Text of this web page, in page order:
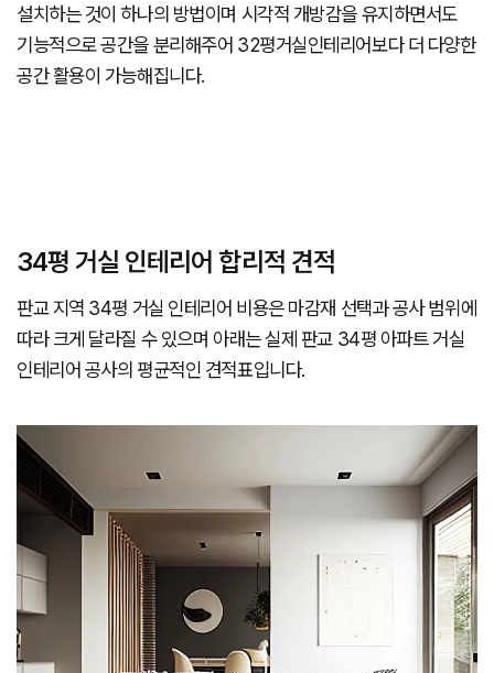
설치하는 것이 하나의 방법이며 시각적 개방감을 유지하면서도
기능적으로 공간을 분리해주어 32평거실인테리어보다 더 다양한
공간 활용이 가능해집니다.
34평 거실 인테리어 합리적 견적
판교 지역 34평 거실 인테리어 비용은 마감재 선택과 공사 범위에
따라 크게 달라질 수 있으며 아래는 실제 판교 34평 아파트 거실
인테리어 공사의 평균적인 견적표입니다.